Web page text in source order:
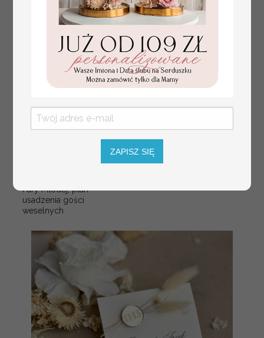
weselnych
usadzenie gości na
Pary Młodej, plan
usadzenia gości
weselnych
Promocja:
ZAPISZ SIĘ